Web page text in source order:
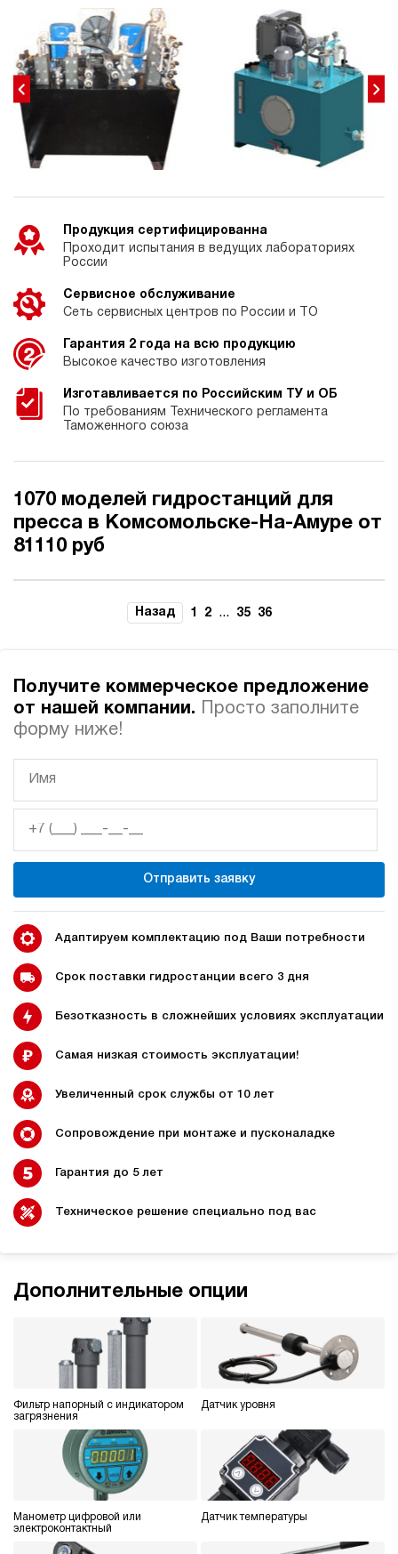
Продукция сертифицированна
Проходит испытания в ведущих лабораториях
России
Сервисное обслуживание
Сеть сервисных центров по России и ТО
Гарантия 2 года на всю продукцию
Высокое качество изготовления
Изготавливается по Российским ТУ и ОБ
По требованиям Технического регламента
Таможенного союза
1070 моделей гидростанций для
пресса в Комсомольске-На-Амуре от
81110 руб
Назад 1 2 ... 35 36
Получите коммерческое предложение
от нашей компании.
Просто заполните
форму ниже!
Отправить заявку
Адаптируем комплектацию под Ваши потребности
Срок поставки гидростанции всего 3 дня
Безотказность в сложнейших условиях эксплуатации
Самая низкая стоимость эксплуатации!
Увеличенный срок службы от 10 лет
Сопровождение при монтаже и пусконаладке
Гарантия до 5 лет
Техническое решение специально под вас
Дополнительные опции
Фильтр напорный с индикатором
загрязнения
Датчик уровня
Манометр цифровой или
электроконтактный
Датчик температуры